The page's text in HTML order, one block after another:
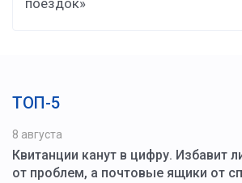
ТОП-5
8 августа
Квитанции канут в цифру. Избавит
от проблем, а почтовые ящики от